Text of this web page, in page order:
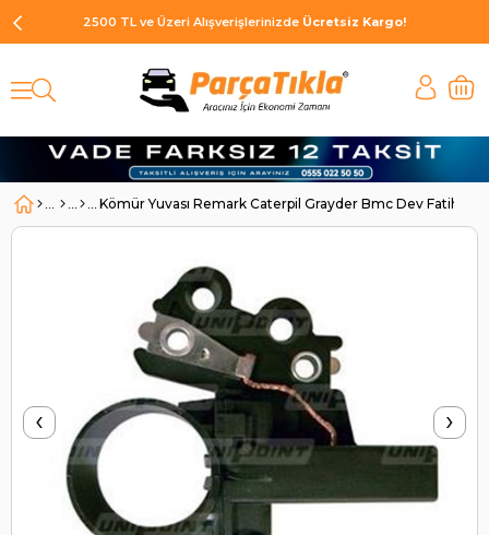
2500 TL ve Üzeri Alışverişlerinizde Ücretsiz Kargo!
Kömür Yuvası Remark Caterpil Grayder Bmc Dev Fatih |
‹ ›